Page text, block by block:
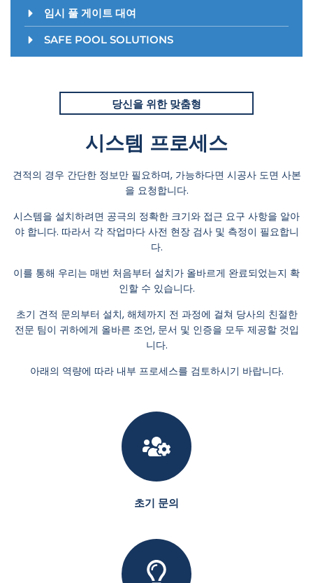
임시 풀 게이트 대여
SAFE POOL SOLUTIONS
당신을 위한 맞춤형
시스템 프로세스
견적의 경우 간단한 정보만 필요하며, 가능하다면 시공사 도면 사본
을 요청합니다.
시스템을 설치하려면 공극의 정확한 크기와 접근 요구 사항을 알아
야 합니다. 따라서 각 작업마다 사전 현장 검사 및 측정이 필요합니
다.
이를 통해 우리는 매번 처음부터 설치가 올바르게 완료되었는지 확
인할 수 있습니다.
초기 견적 문의부터 설치, 해체까지 전 과정에 걸쳐 당사의 친절한
전문 팀이 귀하에게 올바른 조언, 문서 및 인증을 모두 제공할 것입
니다.
아래의 역량에 따라 내부 프로세스를 검토하시기 바랍니다.
초기 문의